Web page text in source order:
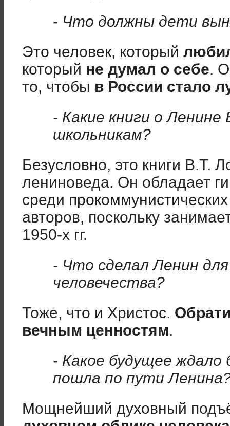
- Что должны дети
Это человек, который
который не думал о себе.
то, чтобы в России стало
- Какие книги о
школьникам?
Безусловно, это книги В.Т.
лениноведа. Он обладает
среди
авторов, поскольку
1950-х гг.
- Что сделал Ленин для
человечества?
Тоже, что и Христос.
вечным ценностям.
- Какое будущее
пошла по пути
Мощнейший духовный